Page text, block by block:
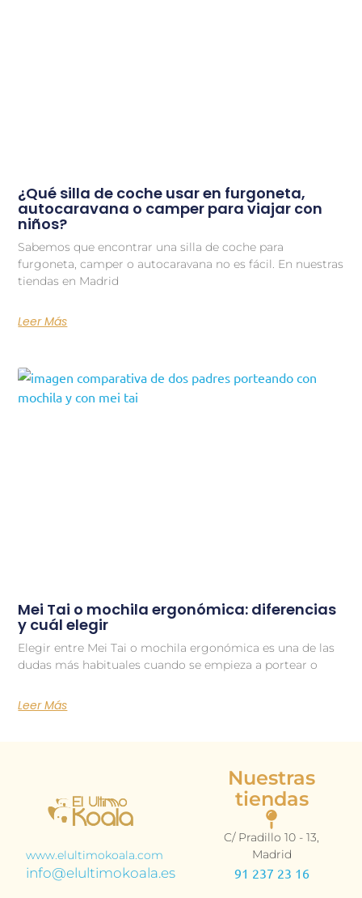
¿Qué silla de coche usar en furgoneta,
autocaravana o camper para viajar con
niños?
Sabemos que encontrar una silla de coche para
furgoneta, camper o autocaravana no es fácil. En nuestras
tiendas en Madrid
Leer Más
Mei Tai o mochila ergonómica: diferencias
y cuál elegir
Elegir entre Mei Tai o mochila ergonómica es una de las
dudas más habituales cuando se empieza a portear o
Leer Más
www.elultimokoala.com
info@elultimokoala.es
Nuestras
tiendas
C/ Pradillo 10 - 13,
Madrid
91 237 23 16